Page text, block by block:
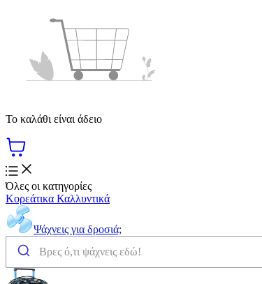
Το καλάθι είναι άδειο
Όλες οι κατηγορίες
Κορεάτικα Καλλυντικά
Ψάχνεις για δροσιά;